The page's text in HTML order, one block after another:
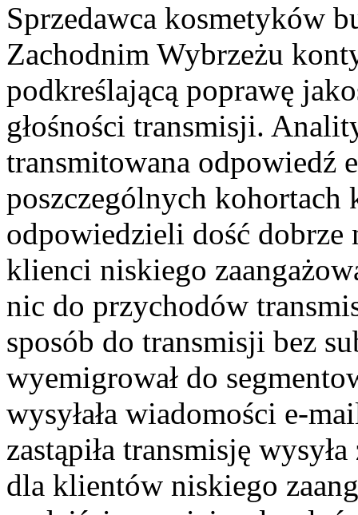
Sprzedawca kosmetyków
Zachodnim Wybrzeżu
podkreślającą poprawę
głośności transmisji.
transmitowana odpowiedź
poszczególnych
odpowiedzieli dość dobrze
klienci niskiego
nic do przychodów
sposób do transmisji bez
wyemigrował do
wysyłała wiadomości e-
zastąpiła transmisję
dla klientów niskiego